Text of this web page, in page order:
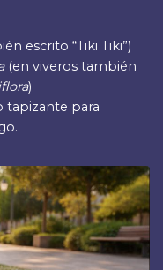
escrito “Tiki Tiki”)
(en viveros también
)
tapizante para